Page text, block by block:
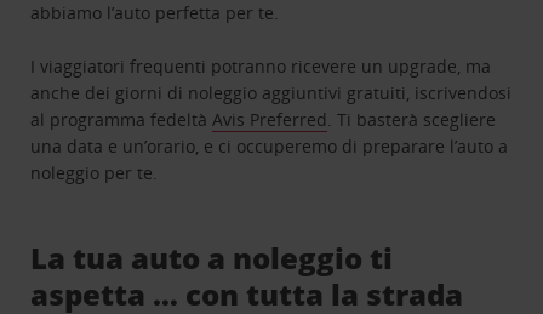
abbiamo l’auto perfetta per te.
I viaggiatori frequenti potranno ricevere un upgrade, ma
anche dei giorni di noleggio aggiuntivi gratuiti, iscrivendosi
al programma fedeltàAvis Preferred. Ti basterà scegliere
una data e un’orario, e ci occuperemo di preparare l’auto a
noleggio per te.
La tua auto a noleggio ti
aspetta … con tutta la strada